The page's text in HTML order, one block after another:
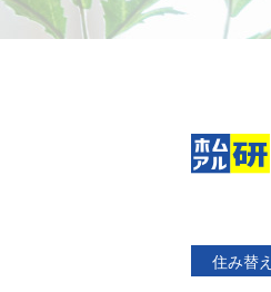
住み替え